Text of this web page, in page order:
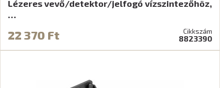
Lézeres vevő/detektor/jelfogó vízszintezőhöz,
…
22 370 Ft Cikkszám
8823390